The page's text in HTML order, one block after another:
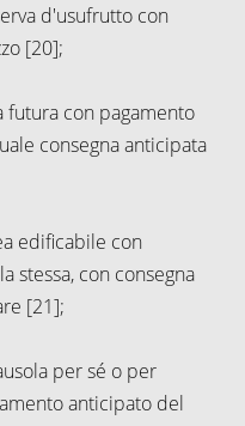
d'usufrutto con
[20];
con pagamento
consegna anticipata
edificabile con
stessa, con consegna
[21];
per sé o per
anticipato del